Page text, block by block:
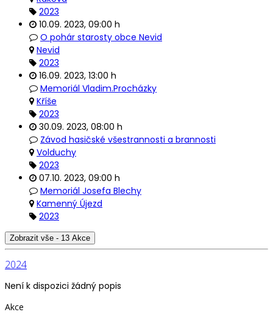
2023
10.09. 2023, 09:00 h
O pohár starosty obce Nevid
Nevid
2023
16.09. 2023, 13:00 h
Memoriál Vladim.Procházky
Kříše
2023
30.09. 2023, 08:00 h
Závod hasičské všestrannosti a brannosti
Volduchy
2023
07.10. 2023, 09:00 h
Memoriál Josefa Blechy
Kamenný Újezd
2023
Zobrazit vše - 13 Akce
2024
Není k dispozici žádný popis
Akce